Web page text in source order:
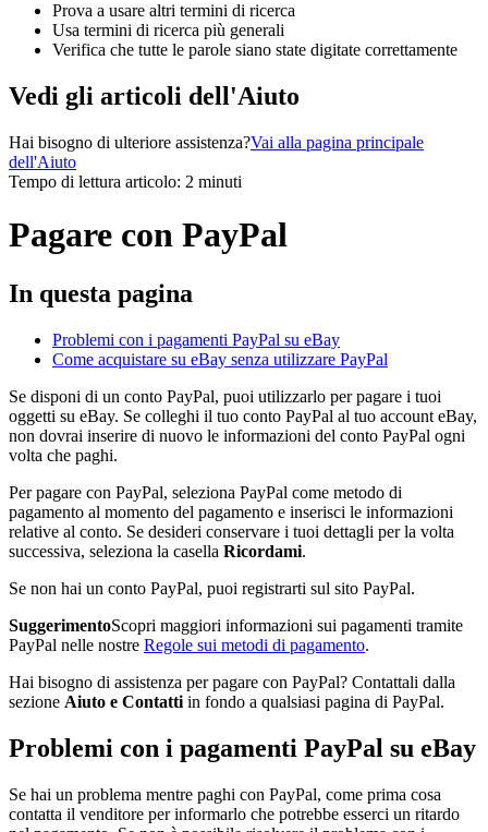
Prova a usare altri termini di ricerca
Usa termini di ricerca più generali
Verifica che tutte le parole siano state digitate correttamente
Vedi gli articoli dell'Aiuto
Hai bisogno di ulteriore assistenza?Vai alla pagina principale
dell'Aiuto
Tempo di lettura articolo: 2 minuti
Pagare con PayPal
In questa pagina
Problemi con i pagamenti PayPal su eBay
Come acquistare su eBay senza utilizzare PayPal
Se disponi di un conto PayPal, puoi utilizzarlo per pagare i tuoi
oggetti su eBay. Se colleghi il tuo conto PayPal al tuo account eBay,
non dovrai inserire di nuovo le informazioni del conto PayPal ogni
volta che paghi.
Per pagare con PayPal, seleziona PayPal come metodo di
pagamento al momento del pagamento e inserisci le informazioni
relative al conto. Se desideri conservare i tuoi dettagli per la volta
successiva, seleziona la casella Ricordami.
Se non hai un conto PayPal, puoi registrarti sul sito PayPal.
SuggerimentoScopri maggiori informazioni sui pagamenti tramite
PayPal nelle nostre Regole sui metodi di pagamento.
Hai bisogno di assistenza per pagare con PayPal? Contattali dalla
sezione Aiuto e Contatti in fondo a qualsiasi pagina di PayPal.
Problemi con i pagamenti PayPal su eBay
Se hai un problema mentre paghi con PayPal, come prima cosa
contatta il venditore per informarlo che potrebbe esserci un ritardo